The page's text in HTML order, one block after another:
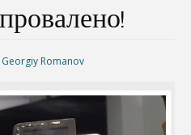
Georgiy Romanov